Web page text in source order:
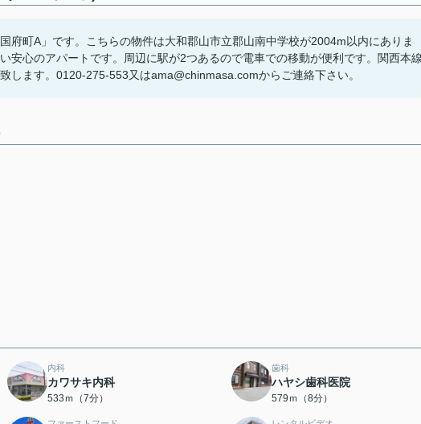
府町A」です。こちらの物件は大和郡山市立郡山南中学校が2004m以内にありま
安心のアパートです。周辺に駅が2つあるので電車での移動が便利です。関西本
します。0120-275-553又はama@chinmasa.comからご連絡下さい。
内科
カワサキ内科
533ｍ（7分）
歯科
ハヤシ歯科医院
579ｍ（8分）